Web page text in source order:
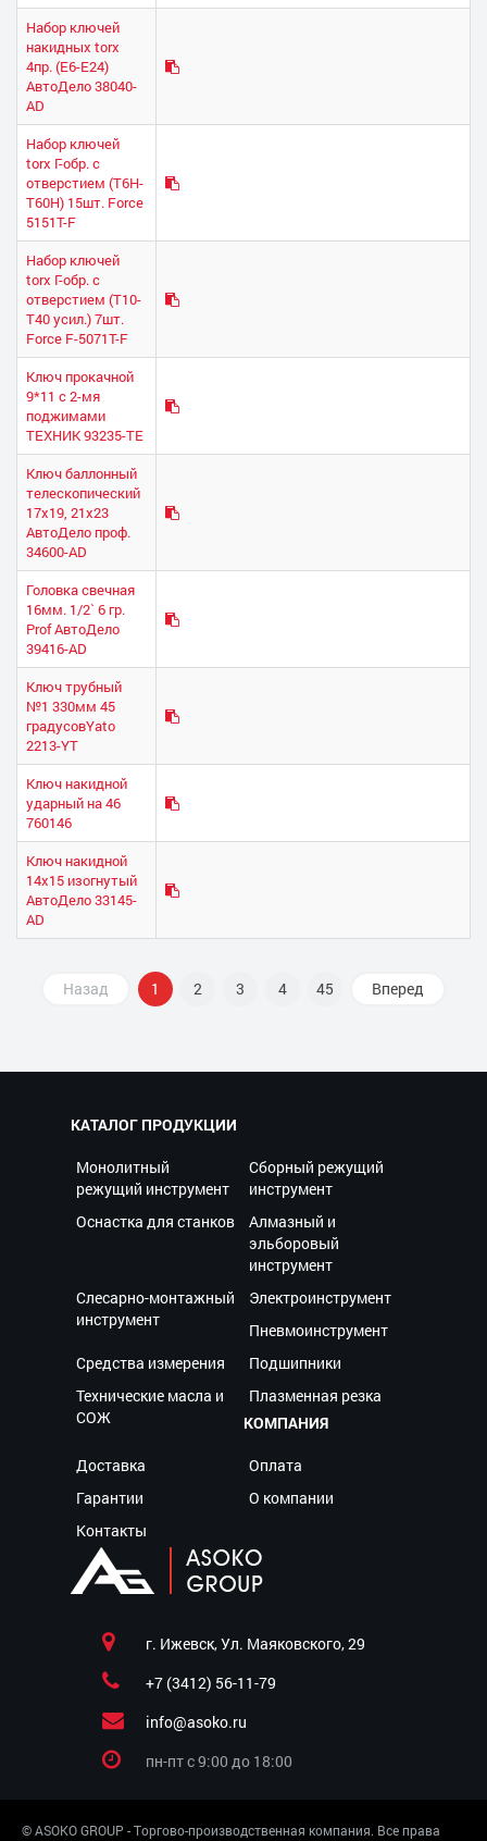
Набор ключей
накидных torx
4пр. (Е6-Е24)
АвтоДело 38040-
АD
Набор ключей
torx Г-обр. с
отверстием (Т6Н-
Т60Н) 15шт. Force
5151Т-F
Набор ключей
torx Г-обр. с
отверстием (Т10-
Т40 усил.) 7шт.
Force F-5071T-F
Ключ прокачной
9*11 с 2-мя
поджимами
ТЕХНИК 93235-ТЕ
Ключ баллонный
телескопический
17х19, 21х23
АвтоДело проф.
34600-AD
Головка свечная
16мм. 1/2` 6 гр.
Prof АвтоДело
39416-AD
Ключ трубный
№1 330мм 45
градусовYato
2213-YT
Ключ накидной
ударный на 46
760146
Ключ накидной
14х15 изогнутый
АвтоДело 33145-
AD
Назад 1 2 3 4 45 Вперед
КАТАЛОГ ПРОДУКЦИИ
Монолитный
режущий инструмент
Сборный режущий
инструмент
Оснастка для станков
Алмазный и
эльборовый
инструмент
Слесарно-монтажный
инструмент
Электроинструмент
Пневмоинструмент
Средства измерения
Подшипники
Технические масла и
СОЖ
Плазменная резка
КОМПАНИЯ
Доставка
Оплата
Гарантии
О компании
Контакты
г. Ижевск, Ул. Маяковского, 29
+7 (3412) 56-11-79
info@asoko.ru
пн-пт c 9:00 до 18:00
© ASOKO GROUP - Торгово-производственная компания. Все права